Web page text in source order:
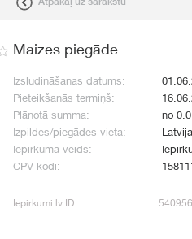
Atpakaļ uz sarakstu
Maizes piegāde
Izsludināšanas datums:
Pieteikšanās termiņš:
Plānotā summa:
no
Izpildes/piegādes vieta:
Iepirkuma veids:
CPV kodi:
Iepirkumi.lv ID: